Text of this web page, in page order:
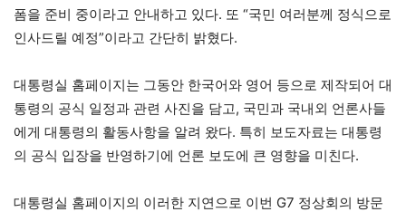
폼을 준비 중이라고 안내하고 있다. 또 “국민 여러분께 정식으로
인사드릴 예정”이라고 간단히 밝혔다.
대통령실 홈페이지는 그동안 한국어와 영어 등으로 제작되어 대
통령의 공식 일정과 관련 사진을 담고, 국민과 국내외 언론사들
에게 대통령의 활동사항을 알려 왔다. 특히 보도자료는 대통령
의 공식 입장을 반영하기에 언론 보도에 큰 영향을 미친다.
대통령실 홈페이지의 이러한 지연으로 이번 G7 정상회의 방문